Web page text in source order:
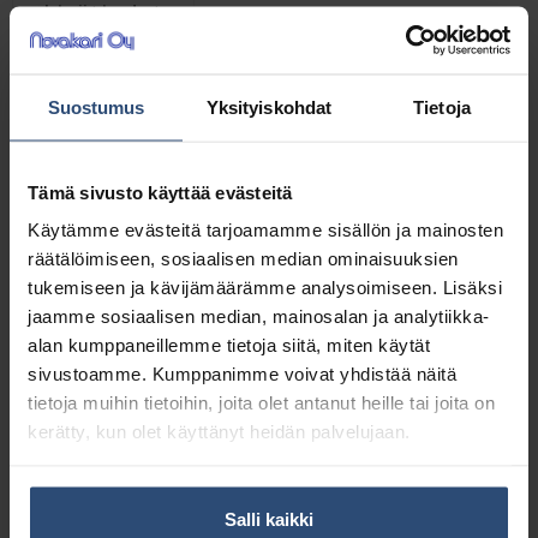
Suostumus Yksityiskohdat Tietoja
Tämä sivusto käyttää evästeitä
Käytämme evästeitä tarjoamamme sisällön ja mainosten
räätälöimiseen, sosiaalisen median ominaisuuksien
tukemiseen ja kävijämäärämme analysoimiseen. Lisäksi
jaamme sosiaalisen median, mainosalan ja analytiikka-
alan kumppaneillemme tietoja siitä, miten käytät
sivustoamme. Kumppanimme voivat yhdistää näitä
tietoja muihin tietoihin, joita olet antanut heille tai joita on
kerätty, kun olet käyttänyt heidän palvelujaan.
Salli kaikki
Lisätiedot
Soft Care Deluxe 2 in 1 on
ympäristömerkitty, pehmeä ja
vartalonpesuneste. Se vaahtoava
koostumus aikaansaa pehmeät,
upeat kuplat, ja se soveltuu myös
kylpyvaahdoksi. Soft Care Deluxe 2 in
1 on laadukas, monipuolinen ja
ympäristömyötäinen vaihtoehto
pesuhuoneisiin ja suihkuihin
erilaisissa urheilu-, vapaa-ajan-,
kylpylä- ja wellness-tiloissa.
Ympäristömerkitty (Pohjoismainen